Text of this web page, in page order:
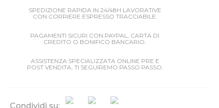
SPEDIZIONE RAPIDA IN 24/48H LAVORATIVE
CON CORRIERE ESPRESSO TRACCIABILE.
PAGAMENTI SICURI CON PAYPAL, CARTA DI
CREDITO O BONIFICO BANCARIO.
ASSISTENZA SPECIALIZZATA ONLINE PRE E
POST VENDITA, TI SEGUIREMO PASSO PASSO.
Condividi su: